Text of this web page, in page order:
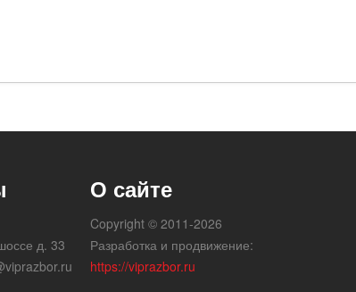
д. 33
О сайте
Copyright © 2011-2026
Разработка и продвижение:
https://viprazbor.ru